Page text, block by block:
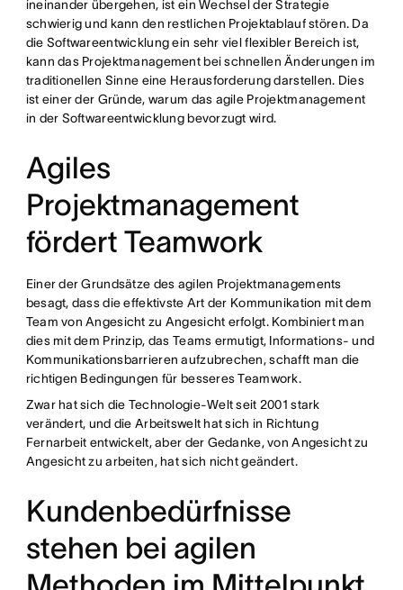
ineinander übergehen, ist ein Wechsel der Strategie
schwierig und kann den restlichen Projektablauf stören. Da
die Softwareentwicklung ein sehr viel flexibler Bereich ist,
kann das Projektmanagement bei schnellen Änderungen im
traditionellen Sinne eine Herausforderung darstellen. Dies
ist einer der Gründe, warum das agile Projektmanagement
in der Softwareentwicklung bevorzugt wird.
Agiles
Projektmanagement
fördert Teamwork
Einer der Grundsätze des agilen Projektmanagements
besagt, dass die effektivste Art der Kommunikation mit dem
Team von Angesicht zu Angesicht erfolgt. Kombiniert man
dies mit dem Prinzip, das Teams ermutigt, Informations- und
Kommunikationsbarrieren aufzubrechen, schafft man die
richtigen Bedingungen für besseres Teamwork.
Zwar hat sich die Technologie-Welt seit 2001 stark
verändert, und die Arbeitswelt hat sich in Richtung
Fernarbeit entwickelt, aber der Gedanke, von Angesicht zu
Angesicht zu arbeiten, hat sich nicht geändert.
Kundenbedürfnisse
stehen bei agilen